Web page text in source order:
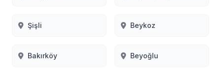
Şişli Beykoz
Bakırköy Beyoğlu